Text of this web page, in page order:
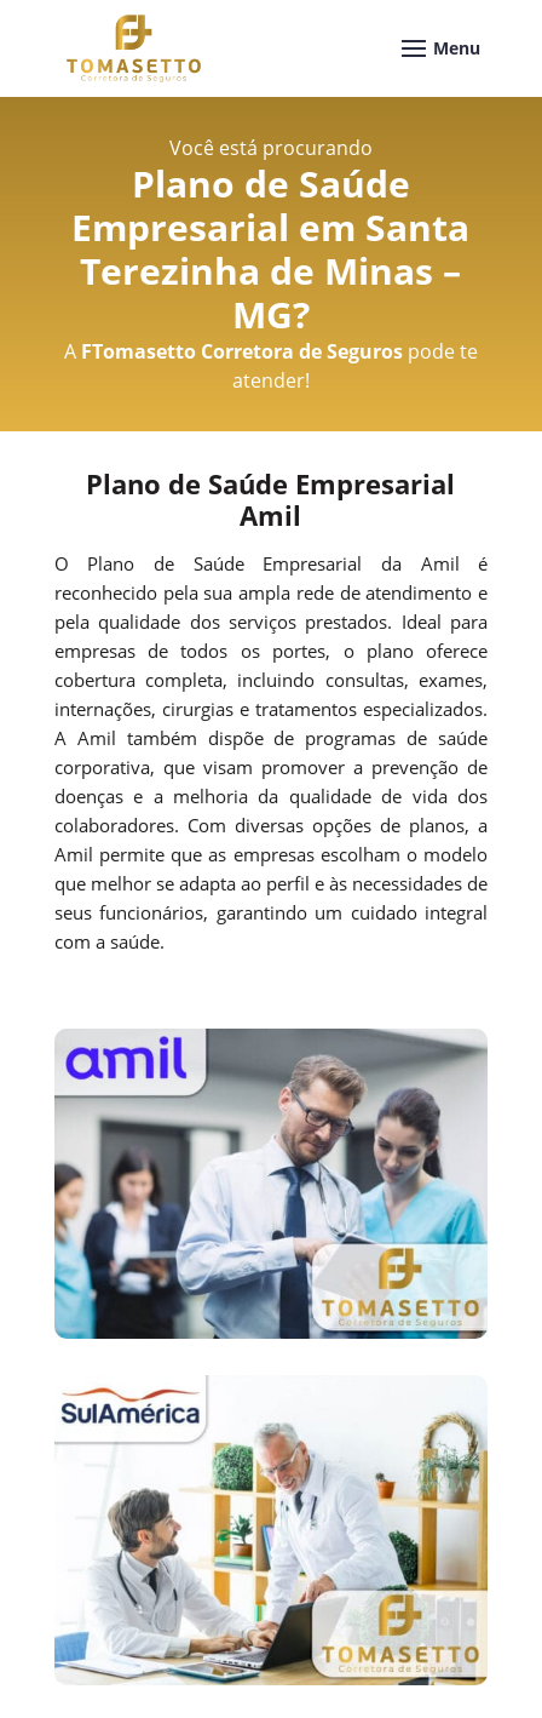
Você está procurando
Plano de Saúde
Empresarial em Santa
Terezinha de Minas –
MG?
A FTomasetto Corretora de Segurospode te
atender!
Plano de Saúde Empresarial
Amil
O Plano de Saúde Empresarial da Amil é
reconhecido pela sua ampla rede de atendimento e
pela qualidade dos serviços prestados. Ideal para
empresas de todos os portes, o plano oferece
cobertura completa, incluindo consultas, exames,
internações, cirurgias e tratamentos especializados.
A Amil também dispõe de programas de saúde
corporativa, que visam promover a prevenção de
doenças e a melhoria da qualidade de vida dos
colaboradores. Com diversas opções de planos, a
Amil permite que as empresas escolham o modelo
que melhor se adapta ao perfil e às necessidades de
seus funcionários, garantindo um cuidado integral
com a saúde.